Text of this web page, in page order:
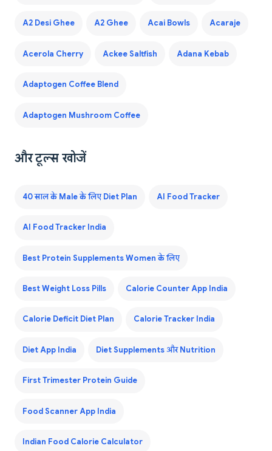
A2 Desi Ghee A2 Ghee Acai Bowls Acaraje
Acerola Cherry Ackee Saltfish Adana Kebab
Adaptogen Coffee Blend
Adaptogen Mushroom Coffee
और टूल्स खोजें
40 साल के Male के लिए Diet Plan AI Food Tracker
AI Food Tracker India
Best Protein Supplements Women के लिए
Best Weight Loss Pills Calorie Counter App India
Calorie Deficit Diet Plan Calorie Tracker India
Diet App India Diet Supplements और Nutrition
First Trimester Protein Guide
Food Scanner App India
Indian Food Calorie Calculator